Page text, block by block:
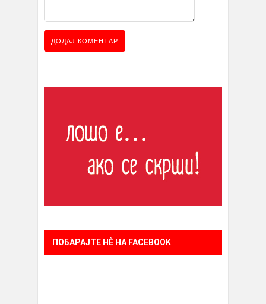
ПОБАРАЈТЕ НÈ НА FACEBOOK